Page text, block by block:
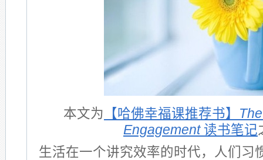
本文为 【哈佛幸福课推荐书】
Engagement 读书笔记
生活在一个讲究效率的时代，人们习